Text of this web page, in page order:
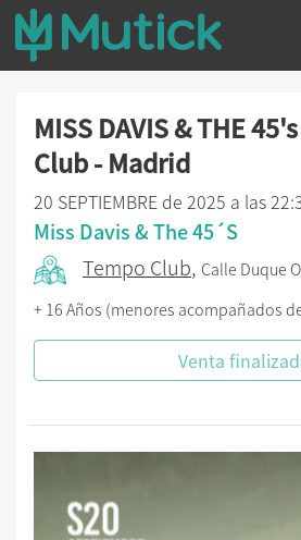
MISS DAVIS & THE
Club - Madrid
20 SEPTIEMBRE de 2025 a las
Miss Davis & The 45´S
Tempo Club, Calle Duque
+ 16 Años (menores acompañados
Venta